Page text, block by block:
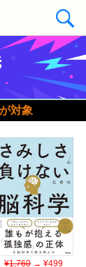
対象
¥1,760→ ¥499